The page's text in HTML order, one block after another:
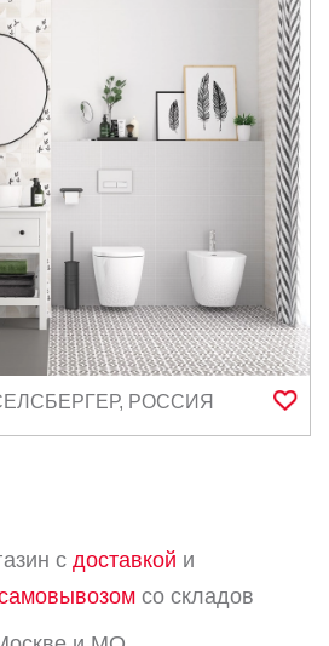
, РОССИЯ
с доставкой и
со складов